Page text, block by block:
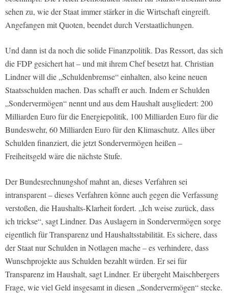
sehen zu, wie der Staat immer stärker in die Wirtschaft eingreift.
Angefangen mit Quoten, beendet durch Verstaatlichungen.
Und dann ist da noch die solide Finanzpolitik. Das Ressort, das sich
die FDP gesichert hat – und mit ihrem Chef besetzt hat. Christian
Lindner will die „Schuldenbremse“ einhalten, also keine neuen
Staatsschulden machen. Das schafft er auch. Indem er Schulden
„Sondervermögen“ nennt und aus dem Haushalt ausgliedert: 200
Milliarden Euro für die Energiepolitik, 100 Milliarden Euro für die
Bundeswehr, 60 Milliarden Euro für den Klimaschutz. Alles über
Schulden finanziert, die jetzt Sondervermögen heißen –
Freiheitsgeld wäre die nächste Stufe.
Der Bundesrechnungshof mahnt an, dieses Verfahren sei
intransparent – dieses Verfahren könne auch gegen die Verfassung
verstoßen, die Haushalts-Klarheit fordert. „Ich weise zurück, dass
ich trickse“, sagt Lindner. Das Auslagern in Sondervermögen sorge
eigentlich für Transparenz und Haushaltsstabilität. Es sichere, dass
der Staat nur Schulden in Notlagen mache – es verhindere, dass
Wunschprojekte aus Schulden bezahlt würden. Er sei für
Transparenz im Haushalt, sagt Lindner. Er übergeht Maischbergers
Frage, wie viel Geld insgesamt in diesen „Sondervermögen“ stecke.